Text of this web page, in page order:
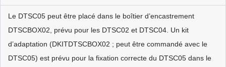
Le DTSC05 peut être placé dans le boîtier d’encastrement
DTSCBOX02, prévu pour les DTSC02 et DTSC04. Un kit
d’adaptation (DKITDTSCBOX02 ; peut être commandé avec le
DTSC05) est prévu pour la fixation correcte du DTSC05 dans le